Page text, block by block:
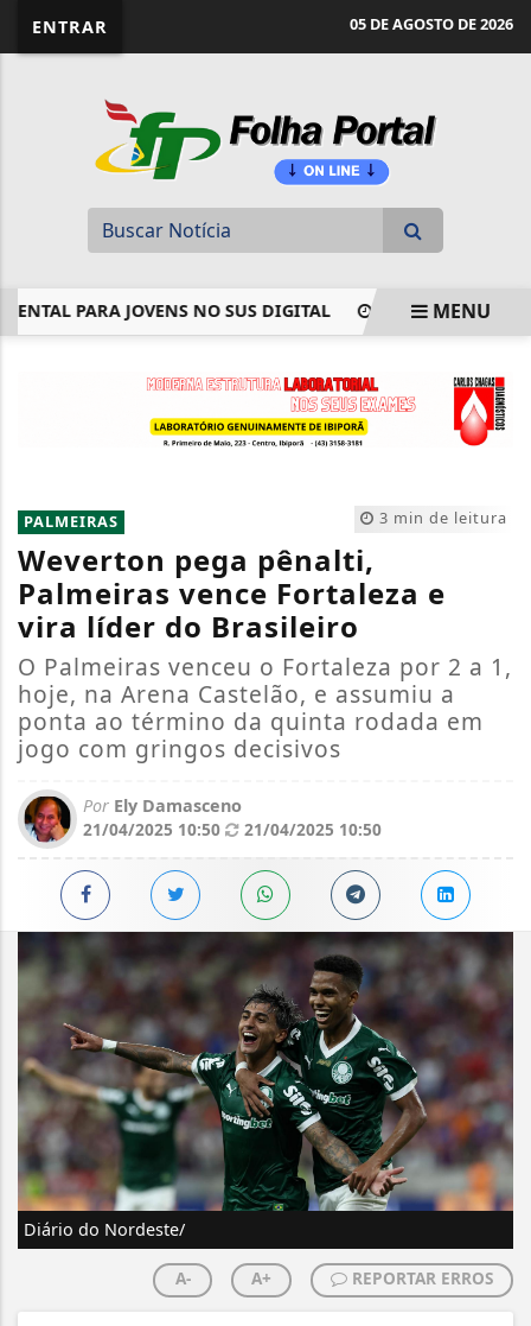
ENTRAR 05 DE AGOSTO DE 2026
PARA JOVENS NO SUS DIGITAL CONFIRA A LISTA DE
MENU
3 min de leitura
PALMEIRAS
Weverton pega pênalti,
Palmeiras vence Fortaleza e
vira líder do Brasileiro
O Palmeiras venceu o Fortaleza por 2 a 1,
hoje, na Arena Castelão, e assumiu a
ponta ao término da quinta rodada em
jogo com gringos decisivos
Por Ely Damasceno
21/04/2025 10:50
21/04/2025 10:50
Diário do Nordeste/
A- A+ REPORTAR ERROS